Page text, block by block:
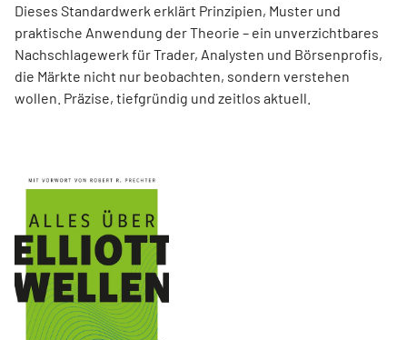
Dieses Standardwerk erklärt Prinzipien, Muster und
praktische Anwendung der Theorie – ein unverzichtbares
Nachschlagewerk für Trader, Analysten und Börsenprofis,
die Märkte nicht nur beobachten, sondern verstehen
wollen. Präzise, tiefgründig und zeitlos aktuell.